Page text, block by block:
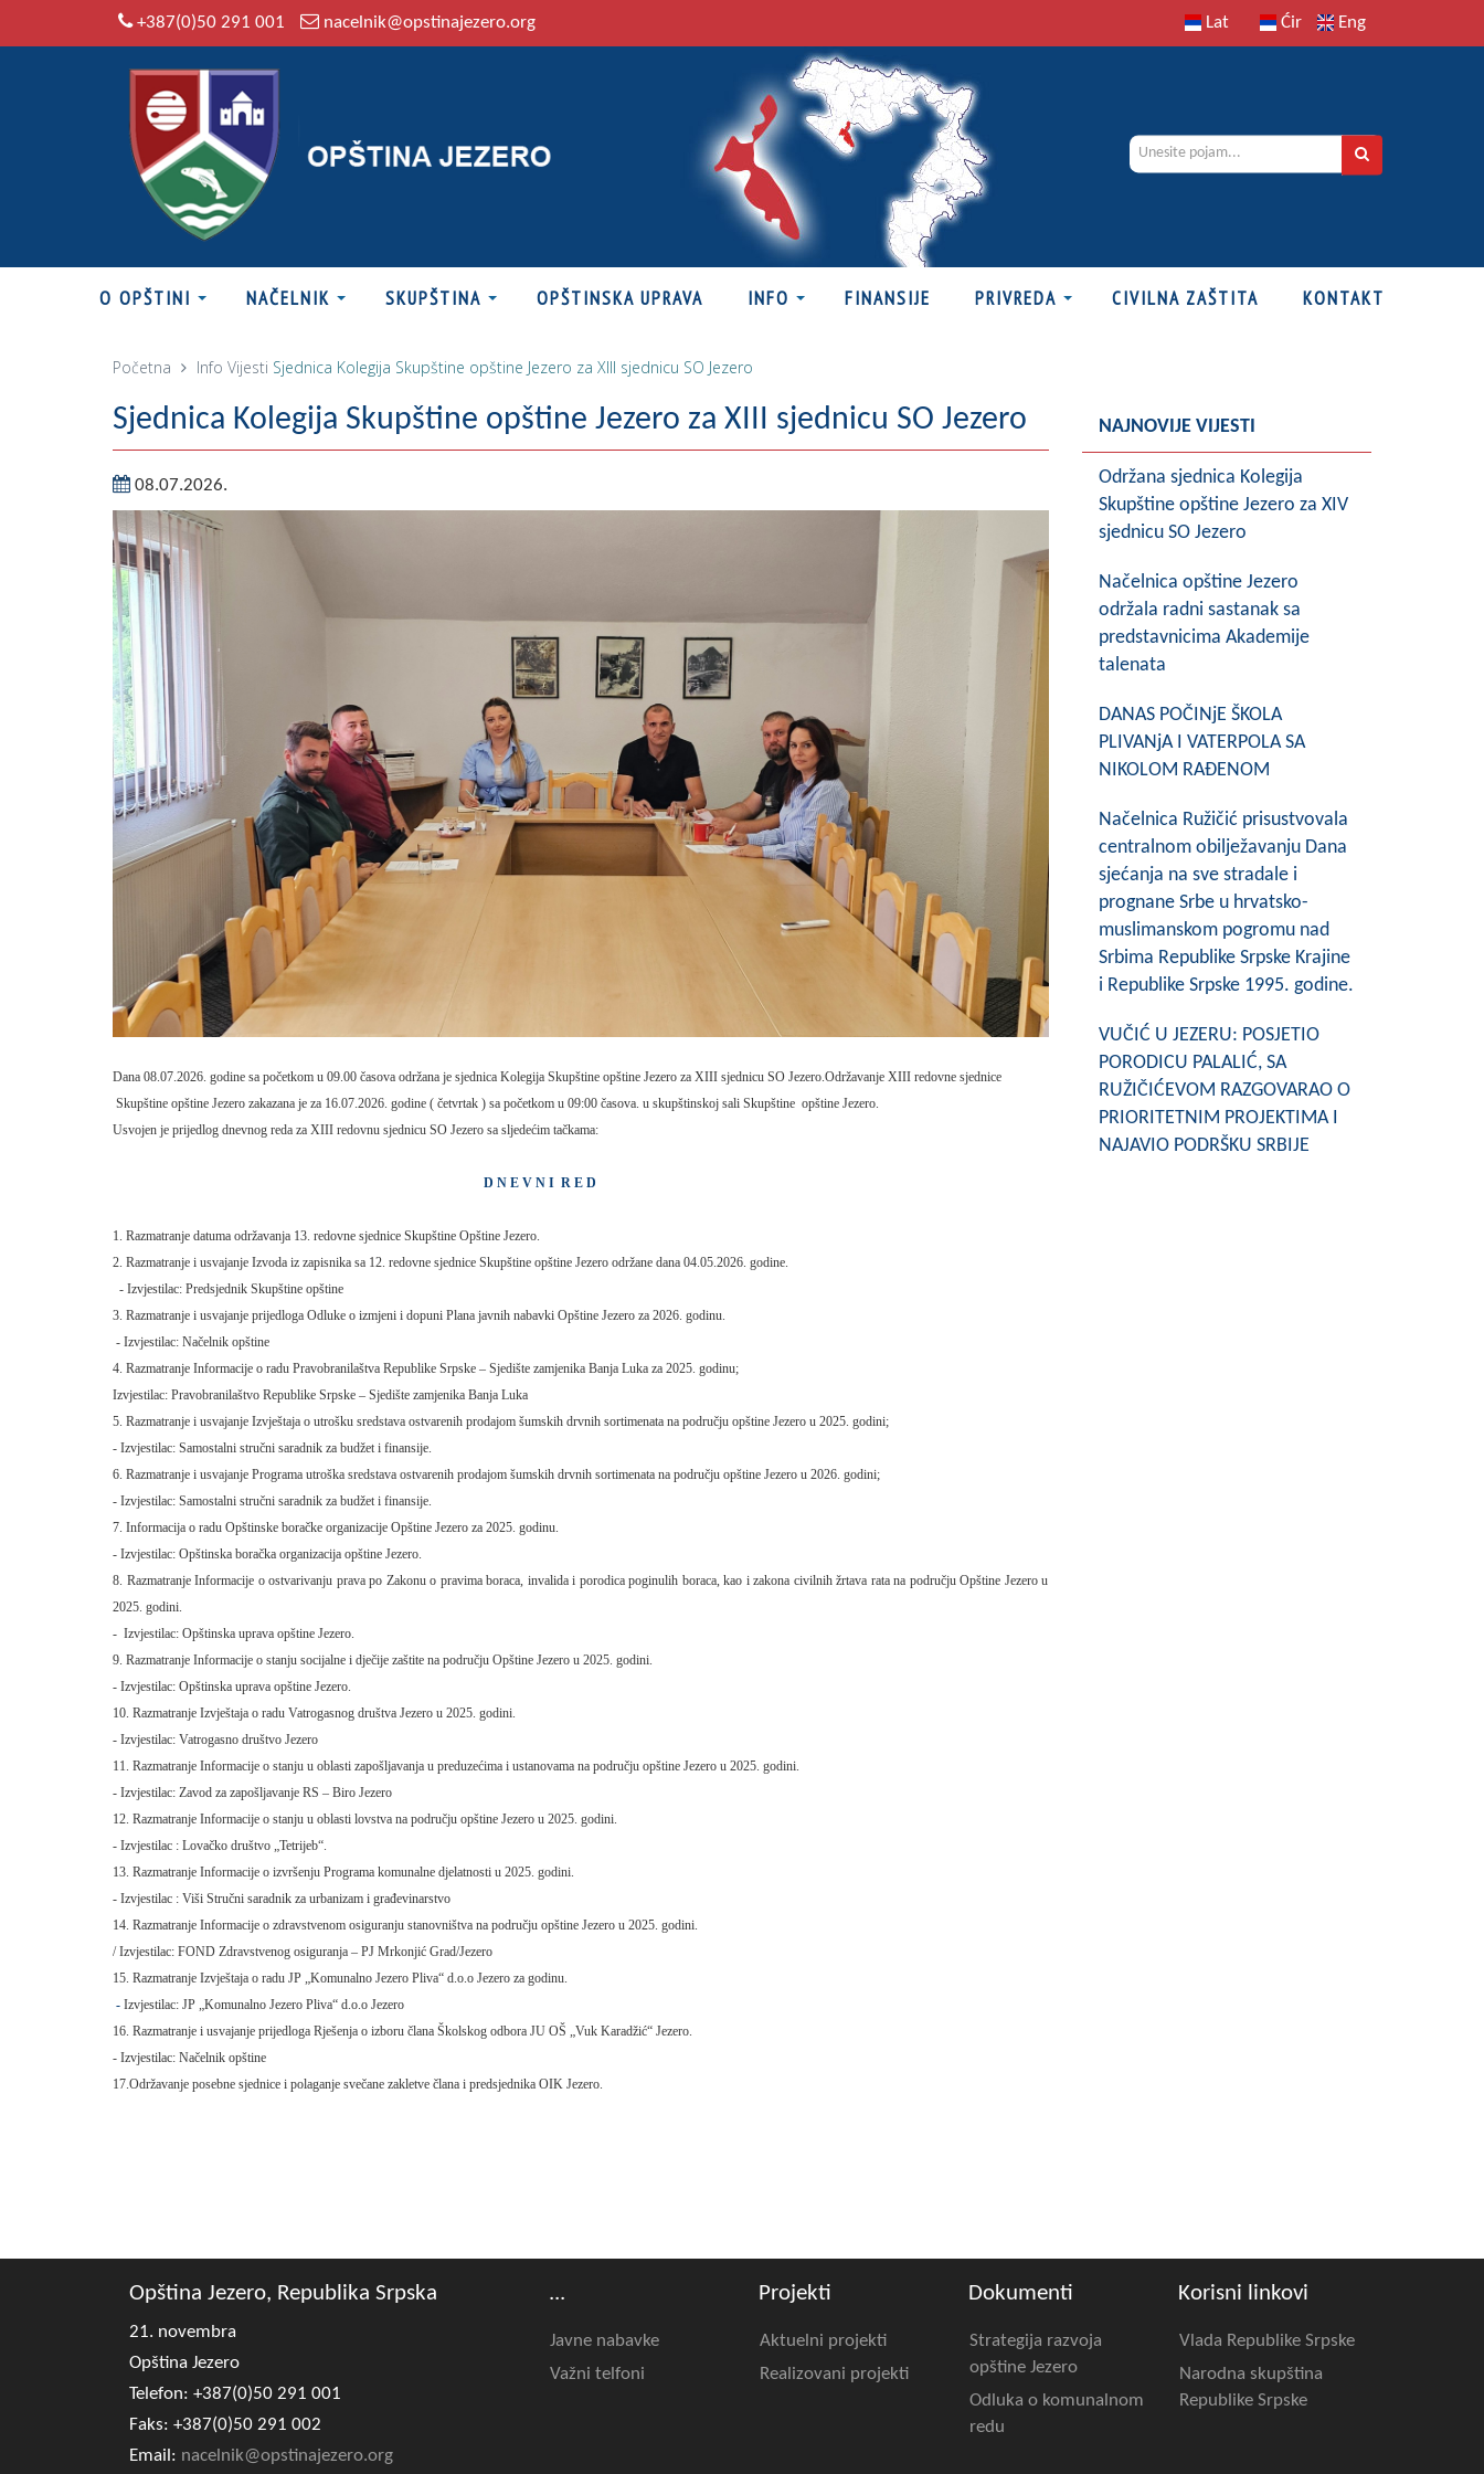
+387(0)50 291 001 nacelnik@opstinajezero.org Lat Ćir Eng
O OPŠTINI NAČELNIK SKUPŠTINA OPŠTINSKA UPRAVA INFO FINANSIJE PRIVREDA CIVILNA ZAŠTITA KONTAKT
Početna Info Vijesti Sjednica Kolegija Skupštine opštine Jezero za XIII sjednicu SO Jezero
Sjednica Kolegija Skupštine opštine Jezero za XIII sjednicu SO Jezero
08.07.2026.
Dana 08.07.2026. godine sa početkom u 09.00 časova održana je sjednica Kolegija Skupštine opštine Jezero za XIII sjednicu SO Jezero.Održavanje XIII redovne sjednice
Skupštine opštine Jezero zakazana je za 16.07.2026. godine ( četvrtak ) sa početkom u 09:00 časova. u skupštinskoj sali Skupštine opštine Jezero.
Usvojen je prijedlog dnevnog reda za XIII redovnu sjednicu SO Jezero sa sljedećim tačkama:
D N E V N I R E D
1. Razmatranje datuma održavanja 13. redovne sjednice Skupštine Opštine Jezero.
2. Razmatranje i usvajanje Izvoda iz zapisnika sa 12. redovne sjednice Skupštine opštine Jezero održane dana 04.05.2026. godine.
- Izvjestilac: Predsjednik Skupštine opštine
3. Razmatranje i usvajanje prijedloga Odluke o izmjeni i dopuni Plana javnih nabavki Opštine Jezero za 2026. godinu.
- Izvjestilac: Načelnik opštine
4. Razmatranje Informacije o radu Pravobranilaštva Republike Srpske – Sjedište zamjenika Banja Luka za 2025. godinu;
Izvjestilac: Pravobranilaštvo Republike Srpske – Sjedište zamjenika Banja Luka
5. Razmatranje i usvajanje Izvještaja o utrošku sredstava ostvarenih prodajom šumskih drvnih sortimenata na području opštine Jezero u 2025. godini;
- Izvjestilac: Samostalni stručni saradnik za budžet i finansije.
6. Razmatranje i usvajanje Programa utroška sredstava ostvarenih prodajom šumskih drvnih sortimenata na području opštine Jezero u 2026. godini;
- Izvjestilac: Samostalni stručni saradnik za budžet i finansije.
7. Informacija o radu Opštinske boračke organizacije Opštine Jezero za 2025. godinu.
- Izvjestilac: Opštinska boračka organizacija opštine Jezero.
8. Razmatranje Informacije o ostvarivanju prava po Zakonu o pravima boraca, invalida i porodica poginulih boraca, kao i zakona civilnih žrtava rata na području Opštine Jezero u
2025. godini.
- Izvjestilac: Opštinska uprava opštine Jezero.
9. Razmatranje Informacije o stanju socijalne i dječije zaštite na području Opštine Jezero u 2025. godini.
- Izvjestilac: Opštinska uprava opštine Jezero.
10. Razmatranje Izvještaja o radu Vatrogasnog društva Jezero u 2025. godini.
- Izvjestilac: Vatrogasno društvo Jezero
11. Razmatranje Informacije o stanju u oblasti zapošljavanja u preduzećima i ustanovama na području opštine Jezero u 2025. godini.
- Izvjestilac: Zavod za zapošljavanje RS – Biro Jezero
12. Razmatranje Informacije o stanju u oblasti lovstva na području opštine Jezero u 2025. godini.
- Izvjestilac : Lovačko društvo „Tetrijeb“.
13. Razmatranje Informacije o izvršenju Programa komunalne djelatnosti u 2025. godini.
- Izvjestilac : Viši Stručni saradnik za urbanizam i građevinarstvo
14. Razmatranje Informacije o zdravstvenom osiguranju stanovništva na području opštine Jezero u 2025. godini.
/ Izvjestilac: FOND Zdravstvenog osiguranja – PJ Mrkonjić Grad/Jezero
15. Razmatranje Izvještaja o radu JP „Komunalno Jezero Pliva“ d.o.o Jezero za godinu.
- Izvjestilac: JP „Komunalno Jezero Pliva“ d.o.o Jezero
16. Razmatranje i usvajanje prijedloga Rješenja o izboru člana Školskog odbora JU OŠ „Vuk Karadžić“ Jezero.
- Izvjestilac: Načelnik opštine
17.Održavanje posebne sjednice i polaganje svečane zakletve člana i predsjednika OIK Jezero.
NAJNOVIJE VIJESTI
Održana sjednica Kolegija
Skupštine opštine Jezero za XIV
sjednicu SO Jezero
Načelnica opštine Jezero
održala radni sastanak sa
predstavnicima Akademije
talenata
DANAS POČINjE ŠKOLA
PLIVANjA I VATERPOLA SA
NIKOLOM RAĐENOM
Načelnica Ružičić prisustvovala
centralnom obilježavanju Dana
sjećanja na sve stradale i
prognane Srbe u hrvatsko-
muslimanskom pogromu nad
Srbima Republike Srpske Krajine
i Republike Srpske 1995. godine.
VUČIĆ U JEZERU: POSJETIO
PORODICU PALALIĆ, SA
RUŽIČIĆEVOM RAZGOVARAO O
PRIORITETNIM PROJEKTIMA I
NAJAVIO PODRŠKU SRBIJE
Opština Jezero, Republika Srpska
21. novembra
Opština Jezero
Telefon: +387(0)50 291 001
Faks: +387(0)50 291 002
Email: nacelnik@opstinajezero.org
...
Javne nabavke
Važni telfoni
Projekti
Aktuelni projekti
Realizovani projekti
Dokumenti
Strategija razvoja
opštine Jezero
Odluka o komunalnom
redu
Korisni linkovi
Vlada Republike Srpske
Narodna skupština
Republike Srpske